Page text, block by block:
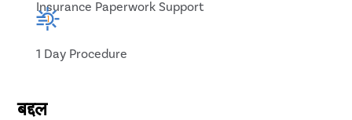
Insurance Paperwork Support
1 Day Procedure
बद्दल